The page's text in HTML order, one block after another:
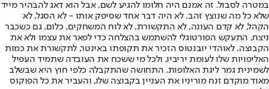
במטרה לסבול. זה אמנם היה חלומו להגיע לשם, אבל הוא דאג להבהיר מייד
שלא כל מה שנוצץ זהב. לא היה דבר אחד שסיפק אותו - לא הסגל, לא
הקהל, לא קדם העונה, לא התקשורת, לא לוח המשחקים, כלום. גם כשכבר
ניצח, התעקש הפורטוגלי להשתמש בהצלחה כדי לפאר את עצמו ולא את
הקבוצה. לאוהדי יובנטוס הזכיר את תקופתו באינטר, לתקשורת את כמות
האליפויות שלו לעומת יריביו, ולכל מי ששכח את העובדה שתמיד העפיל
לשמינית גמר ליגת האלופות. התחושה שהתקבלה כלפי חוץ היא שבשלב
מאוד מוקדם זנח מוריניו את העניין בקבוצה שלו, והעביר את כל הפוקוס